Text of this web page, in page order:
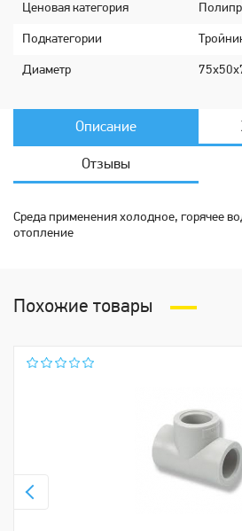
Ценовая категория
Подкатeгории
Диaметр
Описание
Отзывы
Среда применения холодное, горячее
отопление
Похожие товары